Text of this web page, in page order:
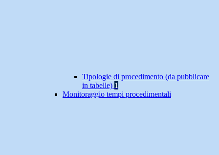
Tipologie di procedimento (da pubblicare
in tabelle) 1
Monitoraggio tempi procedimentali